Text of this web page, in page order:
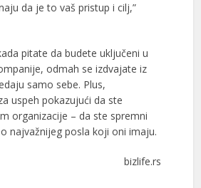
da je to vaš pristup i cilj,”
pitate da budete uključeni u
odmah se izdvajate iz
samo sebe. Plus,
uspeh pokazujući da ste
organizacije – da ste spremni
najvažnijeg posla koji oni imaju.
bizlife.rs